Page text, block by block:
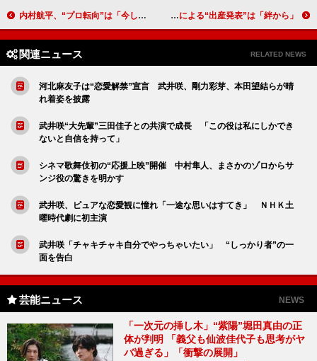
内村航平、“プロ転向”は「今しかない」 体操の普及を目指し「アシックス」と契約 山本耕史、第一子は「本当にかわいいの一言」 香取慎吾による“出産発表”は「絆から」
関連ニュース RELATED NEWS
河北麻友子は“恋愛解禁”宣言 武井咲、剛力彩芽、本田望結らが晴
れ着姿を披露
武井咲“大先輩”三田佳子との共演で成長 「この役は私にしかでき
ないと自信を持って」
シネマ歌舞伎初の“応援上映”開催 中村隼人、まさかのゾロからサ
ンジ役の驚きを明かす
武井咲、ピュアな恋愛観に憧れ「一途な思いはすてき」 ＮＨＫ土
曜時代劇に初主演
武井咲「チャキチャキ自分でやっちゃいたい」 “しっかり者”の一
面を告白
芸能ニュース NEWS
「一次元の挿し木」“紫陽”堀田真由の正
体が判明 「義父も仙波佳代子も思考がヤ
バ過ぎる」「衝撃の展開」